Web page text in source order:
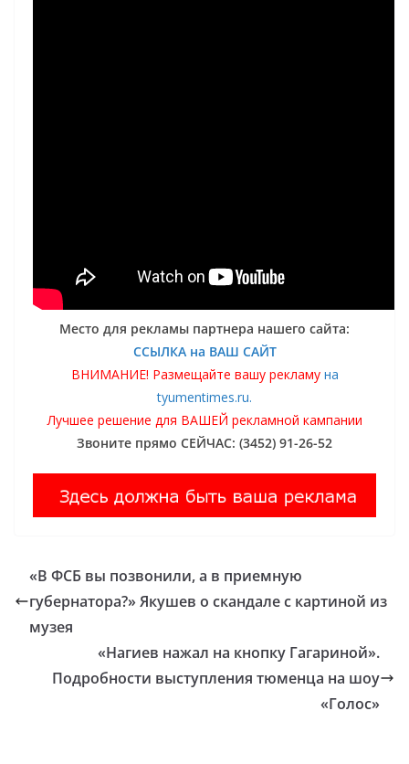
Место для рекламы партнера нашего сайта:
ССЫЛКА на ВАШ САЙТ
ВНИМАНИЕ! Размещайте вашу рекламу на
tyumentimes.ru.
Лучшее решение для ВАШЕЙ рекламной кампании
Звоните прямо СЕЙЧАС: (3452) 91-26-52
«В ФСБ вы позвонили, а в приемную
губернатора?» Якушев о скандале с картиной из
музея
«Нагиев нажал на кнопку Гагариной».
Подробности выступления тюменца на шоу
«Голос»